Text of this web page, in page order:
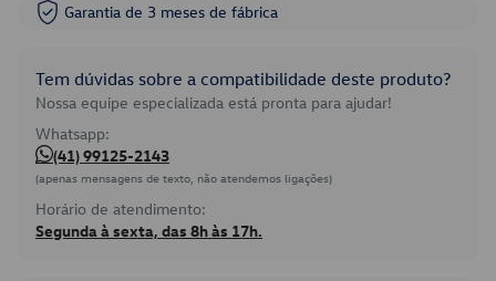
Garantia de 3 meses de fábrica
Tem dúvidas sobre a compatibilidade deste produto?
Nossa equipe especializada está pronta para ajudar!
Whatsapp:
(41) 99125-2143
(apenas mensagens de texto, não atendemos ligações)
Horário de atendimento:
Segunda à sexta, das 8h às 17h.